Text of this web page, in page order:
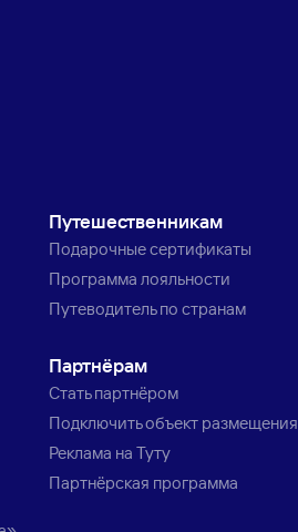
Путешественникам
Подарочные сертификаты
Программа лояльности
Путеводитель по странам
Партнёрам
Стать партнёром
Подключить объект размещения
Реклама на Туту
Партнёрская программа